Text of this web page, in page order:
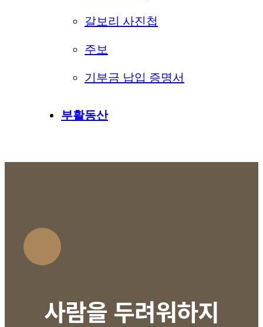
갈보리 사진첩
주보
기부금 납입 증명서
부활동산
사람을 두려워하지